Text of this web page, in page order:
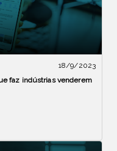
18/9/2023
faz indústrias venderem